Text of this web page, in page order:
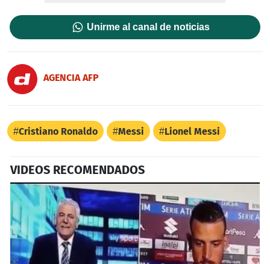
Unirme al canal de noticias
AGENCIA AFP
Cristiano Ronaldo Messi Lionel Messi
VIDEOS RECOMENDADOS